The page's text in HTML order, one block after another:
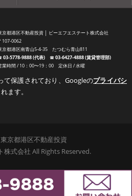
京都港区不動産投資 │ ビーエフエステート株式会社
107-0062
京都港区南青山5-4-35 たつむら青山811
03-5778-9888 (代表)☎︎03-6427-4888 (賃貸管理部)
業時間 / 10：00〜19：00 定休日 / 水曜
て保護されており、Googleのプライバシ
ます。
京都港区不動産投資
株式会社 All Rights Reserved.